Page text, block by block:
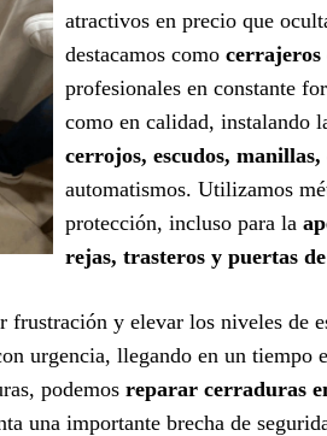
atractivos en precio que
destacamos como cerrajeros
profesionales en constante
como en calidad, instalando
cerrojos, escudos,
automatismos. Utilizamos
protección, incluso para la
rejas, trasteros y puertas
frustración y elevar los niveles de
urgencia, llegando en un
podemos reparar cerraduras
una importante brecha de